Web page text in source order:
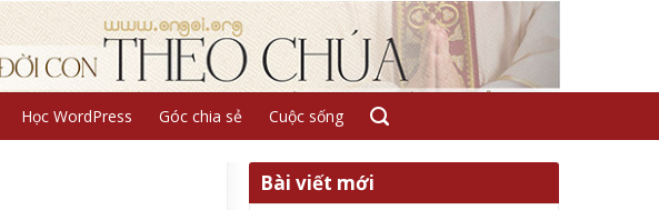
Học WordPress Góc chia sẻ Cuộc sống
Bài viết mới